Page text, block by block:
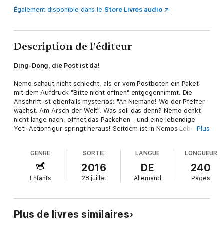
Également disponible dans leStore Livres audio
Description de l’éditeur
Ding-Dong, die Post ist da!
Nemo schaut nicht schlecht, als er vom Postboten ein Paket
mit dem Aufdruck "Bitte nicht öffnen" entgegennimmt. Die
Anschrift ist ebenfalls mysteriös: "An Niemand! Wo der Pfeffer
wächst. Am Arsch der Welt". Was soll das denn? Nemo denkt
nicht lange nach, öffnet das Päckchen - und eine lebendige
Yeti-Actionfigur springt heraus! Seitdem ist in Nemos Leben
buchstäblich über den Kopf. Zum Glück kann sich Nemo auf die
Hilfe seiner Freunde verlassen. Denn wie, bitteschön, versteckt
man einen zweieinhalb Meter großen Yeti? Und vor allem: Wie
können sie das Eis-Monster wieder zurück in seine Heimat
Wenn Spielzeug plötzlich lebendig wird – die Buchreihe
"Bitte nicht öffnen":
Plus
GENRE
Enfants
SORTIE
2016
28 juillet
LANGUE
DE
Allemand
LONGUEUR
240
Pages
Plus de livres similaires